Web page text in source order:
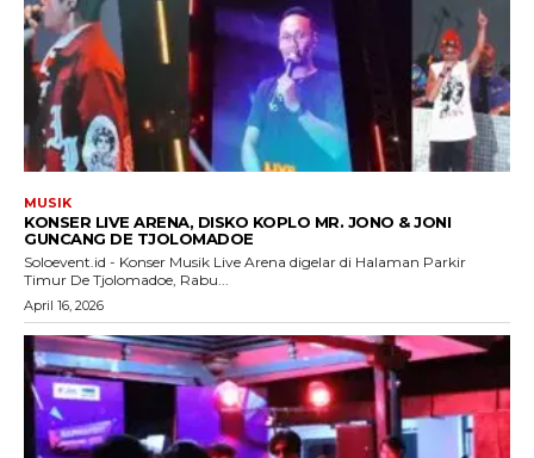
MUSIK
KONSER LIVE ARENA, DISKO KOPLO MR. JONO & JONI
GUNCANG DE TJOLOMADOE
Soloevent.id - Konser Musik Live Arena digelar di Halaman Parkir
Timur De Tjolomadoe, Rabu...
April 16, 2026